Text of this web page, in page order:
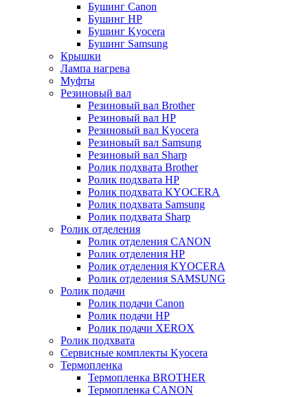
Бушинг Canon
Бушинг HP
Бушинг Kyocera
Бушинг Samsung
Крышки
Лампа нагрева
Муфты
Резиновый вал
Резиновый вал Brother
Резиновый вал HP
Резиновый вал Kyocera
Резиновый вал Samsung
Резиновый вал Sharp
Ролик подхвата Brother
Ролик подхвата HP
Ролик подхвата KYOCERA
Ролик подхвата Samsung
Ролик подхвата Sharp
Ролик отделения
Ролик отделения CANON
Ролик отделения HP
Ролик отделения KYOCERA
Ролик отделения SAMSUNG
Ролик подачи
Ролик подачи Canon
Ролик подачи HP
Ролик подачи XEROX
Ролик подхвата
Сервисные комплекты Kyocera
Термопленка
Термопленка BROTHER
Термопленка CANON